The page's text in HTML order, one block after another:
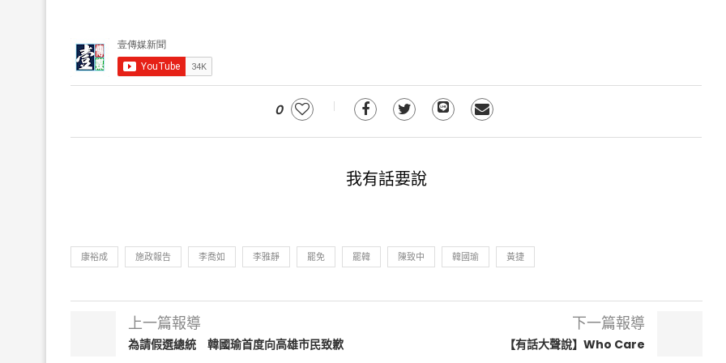
0
我有話要說
康裕成 施政報告 李喬如 李雅靜 罷免 罷韓 陳致中 韓國瑜 黃捷
上一篇報導
為請假選總統 韓國瑜首度向高雄市民致歉
下一篇報導
【有話大聲說】Who Care